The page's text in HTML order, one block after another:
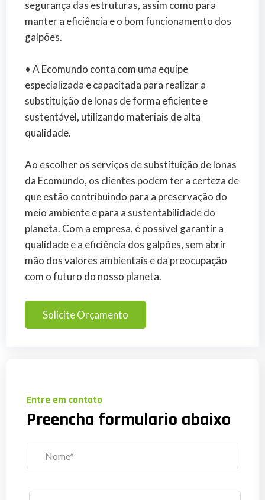
segurança das estruturas, assim como para
manter a eficiência e o bom funcionamento dos
galpões.
• A Ecomundo conta com uma equipe
especializada e capacitada para realizar a
substituição de lonas de forma eficiente e
sustentável, utilizando materiais de alta
qualidade.
Ao escolher os serviços de substituição de lonas
da Ecomundo, os clientes podem ter a certeza de
que estão contribuindo para a preservação do
meio ambiente e para a sustentabilidade do
planeta. Com a empresa, é possível garantir a
qualidade e a eficiência dos galpões, sem abrir
mão dos valores ambientais e da preocupação
com o futuro do nosso planeta.
Solicite Orçamento
Entre em contato
Preencha formulario abaixo